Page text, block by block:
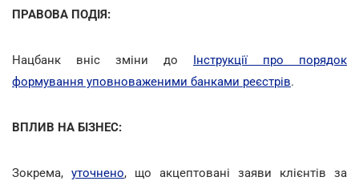
ПРАВОВА ПОДІЯ:
Нацбанк вніс зміни до Інструкції про порядок
формування уповноваженими банками реєстрів.
ВПЛИВ НА БІЗНЕС:
Зокрема, уточнено, що акцептовані заяви клієнтів за